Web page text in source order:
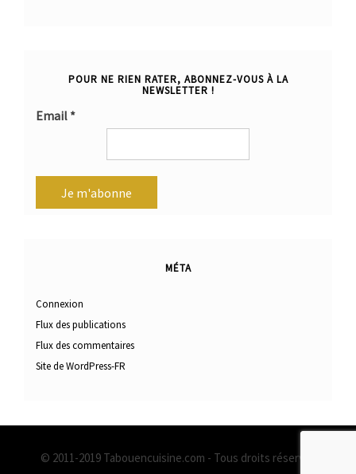
POUR NE RIEN RATER, ABONNEZ-VOUS À LA
NEWSLETTER !
Email *
MÉTA
Connexion
Flux des publications
Flux des commentaires
Site de WordPress-FR
© 2011-2019 Tabouencuisine.com - Tous droits réservés